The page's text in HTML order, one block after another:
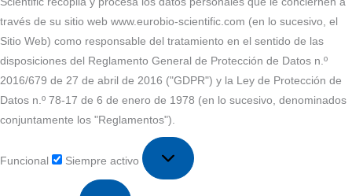
través de su sitio web www.eurobio-scientific.com (en lo sucesivo, el
Sitio Web) como responsable del tratamiento en el sentido de las
disposiciones del Reglamento General de Protección de Datos n.º
2016/679 de 27 de abril de 2016 ("GDPR") y la Ley de Protección de
Datos n.º 78-17 de 6 de enero de 1978 (en lo sucesivo, denominados
conjuntamente los "Reglamentos").
Funcional Siempre activo